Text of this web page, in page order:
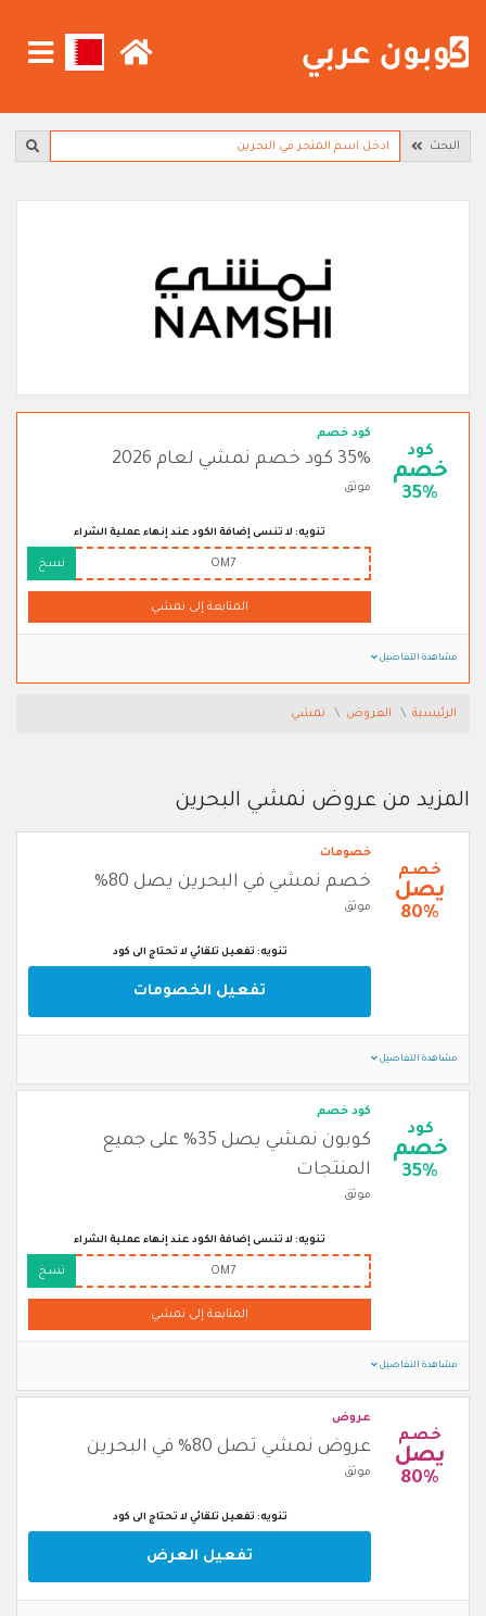
البحث
كود
خصم
35%
كود خصم
35% كود خصم نمشي لعام 2026
موثق
تنويه: لا تنسى إضافة الكود عند إنهاء عملية الشراء
OM7 نسخ
المتابعة إلى نمشي
مشاهدة التفاصيل
الرئيسية العروض نمشي
المزيد من عروض نمشي البحرين
خصم
يصل
80%
خصومات
خصم نمشي في البحرين يصل 80%
موثق
تنويه: تفعيل تلقائي لا تحتاج الى كود
تفعيل الخصومات
مشاهدة التفاصيل
كود
خصم
35%
كود خصم
كوبون نمشي يصل 35% على جميع
المنتجات
موثق
تنويه: لا تنسى إضافة الكود عند إنهاء عملية الشراء
OM7 نسخ
المتابعة إلى نمشي
مشاهدة التفاصيل
خصم
يصل
80%
عروض
عروض نمشي تصل 80% في البحرين
موثق
تنويه: تفعيل تلقائي لا تحتاج الى كود
تفعيل العرض